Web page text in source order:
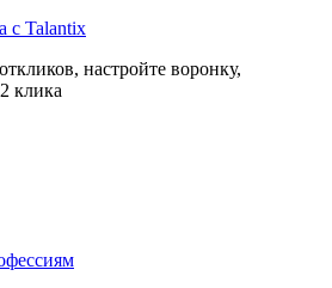
с Talantix
настройте воронку,
клика